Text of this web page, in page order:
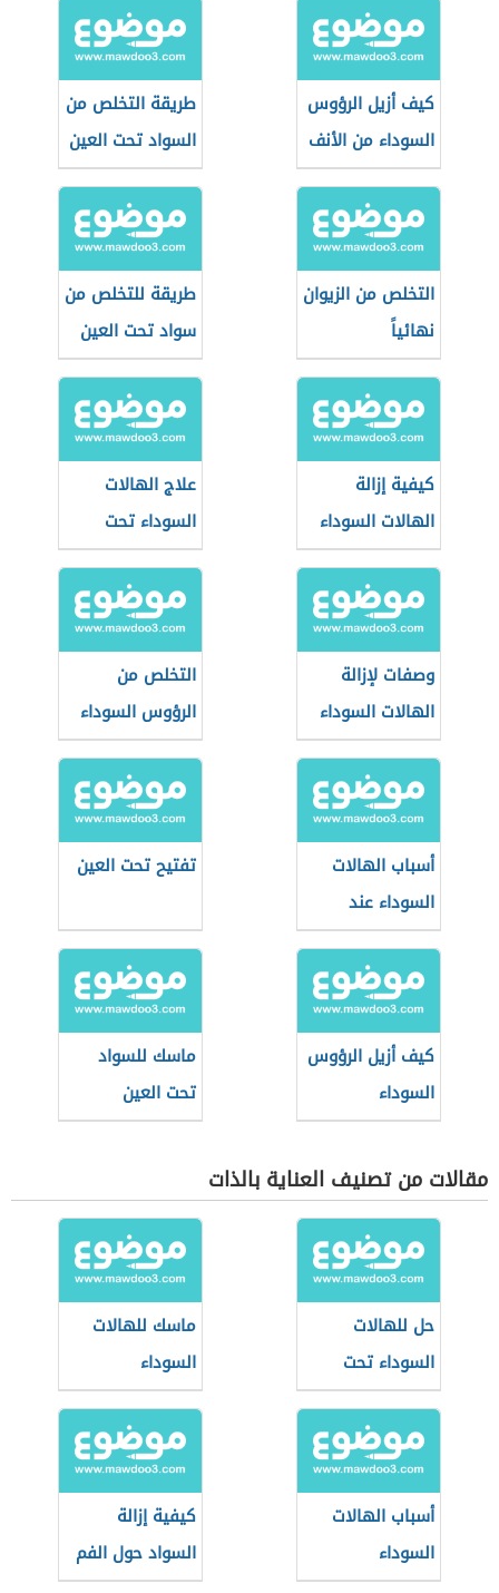
كيف أزيل الرؤوس
السوداء من الأنف
طريقة التخلص من
السواد تحت العين
التخلص من الزيوان
نهائياً
طريقة للتخلص من
سواد تحت العين
كيفية إزالة
الهالات السوداء
علاج الهالات
السوداء تحت
العين
وصفات لإزالة
الهالات السوداء
التخلص من
الرؤوس السوداء
في الأنف
أسباب الهالات
السوداء عند
الأطفال
تفتيح تحت العين
كيف أزيل الرؤوس
السوداء
ماسك للسواد
تحت العين
مقالات من تصنيف العناية بالذات
حل للهالات
السوداء تحت
العين
ماسك للهالات
السوداء
أسباب الهالات
السوداء
كيفية إزالة
السواد حول الفم